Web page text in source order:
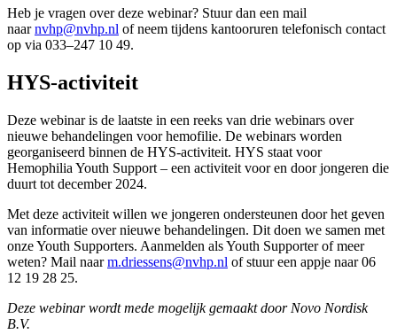
Heb je vragen over deze webinar? Stuur dan een mail
naarnvhp@nvhp.nl of neem tijdens kantooruren telefonisch contact
op via 033–247 10 49.
HYS-activiteit
Deze webinar is de laatste in een reeks van drie webinars over
nieuwe behandelingen voor hemofilie. De webinars worden
georganiseerd binnen de HYS-activiteit. HYS staat voor
Hemophilia Youth Support – een activiteit voor en door jongeren die
duurt tot december 2024.
Met deze activiteit willen we jongeren ondersteunen door het geven
van informatie over nieuwe behandelingen. Dit doen we samen met
onze Youth Supporters. Aanmelden als Youth Supporter of meer
weten? Mail naarm.driessens@nvhp.nl of stuur een appje naar 06
12 19 28 25.
Deze webinar wordt mede mogelijk gemaakt door Novo Nordisk
B.V.